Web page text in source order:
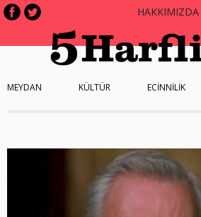
HAKKIMIZDA
MEYDAN KÜLTÜR ECİNNİLİK